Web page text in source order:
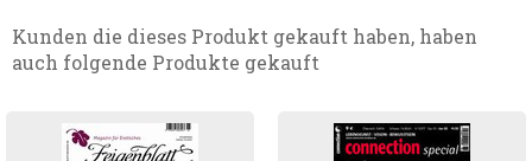
Kunden die dieses Produkt gekauft haben, haben
auch folgende Produkte gekauft